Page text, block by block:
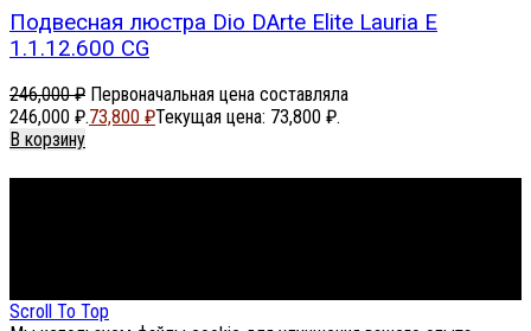
Подвесная люстра Dio DArte Elite Lauria E
1.1.12.600 CG
246,000₽ Первоначальная цена составляла
246,000 ₽.73,800 ₽Текущая цена: 73,800 ₽.
В корзину
Scroll To Top